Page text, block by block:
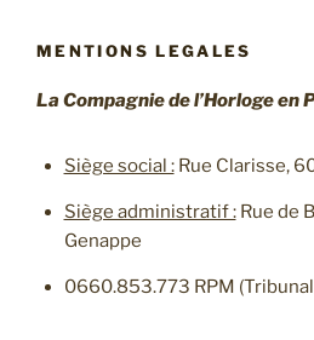
MENTIONS LEGALES
La Compagnie de l’Horloge en
Siège social :Rue Clarisse,
Siège administratif :Rue de
Genappe
0660.853.773 RPM